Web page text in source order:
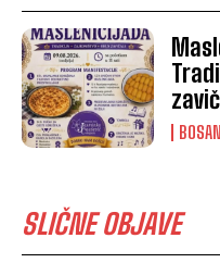
SLIČNE OBJAVE